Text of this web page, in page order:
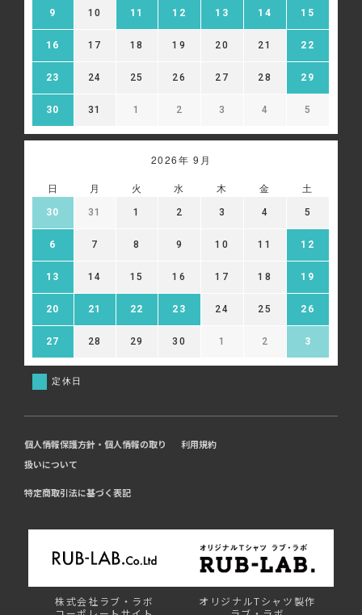
9 10 11 12 13 14 15
16 17 18 19 20 21 22
23 24 25 26 27 28 29
30 31 1 2 3 4 5
2026年 9月
日 月 火 水 木 金 土
30 31 1 2 3 4 5
6 7 8 9 10 11 12
13 14 15 16 17 18 19
20 21 22 23 24 25 26
27 28 29 30 1 2 3
定休日
個人情報保護方針・個人情報の取り
扱いについて
利用規約
特定商取引法に基づく表記
株式会社ラブ・ラボ
オリジナルTシャツ製作